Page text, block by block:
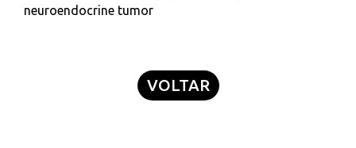
neuroendocrine tumor
VOLTAR